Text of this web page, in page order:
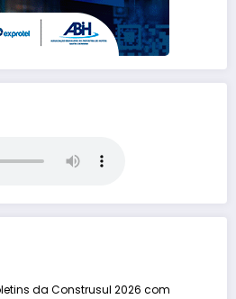
da Construsul 2026 com